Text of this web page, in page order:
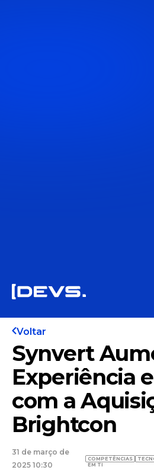
Voltar
Synvert
Experiência
com a
Brightcon
31 de março de
2025 10:30
COMPETÊNCIAS
EM TI